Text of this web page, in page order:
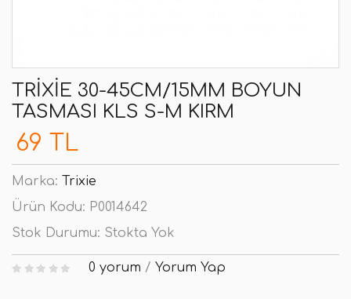
TRIXIE 30-45CM/15MM BOYUN
TASMASI KLS S-M KIRM
69 TL
Marka: Trixie
Ürün Kodu: P0014642
Stok Durumu: Stokta Yok
0 yorum / Yorum Yap